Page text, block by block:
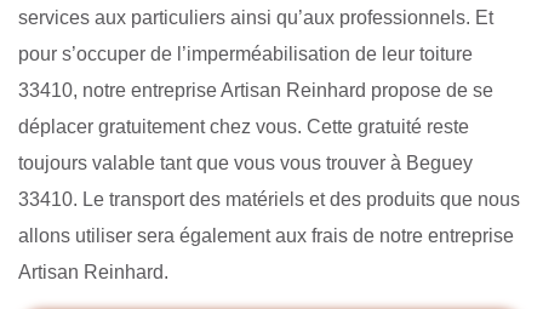
services aux particuliers ainsi qu’aux professionnels. Et
pour s’occuper de l’imperméabilisation de leur toiture
33410, notre entreprise Artisan Reinhard propose de se
déplacer gratuitement chez vous. Cette gratuité reste
toujours valable tant que vous vous trouver à Beguey
33410. Le transport des matériels et des produits que nous
allons utiliser sera également aux frais de notre entreprise
Artisan Reinhard.